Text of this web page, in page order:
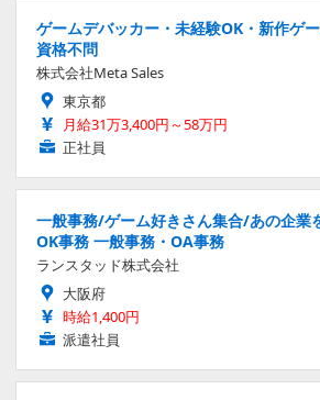
ゲームデバッカー・未経験OK・新作ゲ
資格不問
株式会社Meta Sales
東京都
月給31万3,400円～58万円
正社員
一般事務/ゲーム好きさん集合/あの企業
OK事務 一般事務・OA事務
ランスタッド株式会社
大阪府
時給1,400円
派遣社員